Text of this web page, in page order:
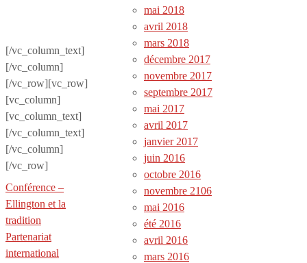
[/vc_column_text]
[/vc_column]
[/vc_row][vc_row]
[vc_column]
[vc_column_text]
[/vc_column_text]
[/vc_column]
[/vc_row]
Conférence –
Ellington et la
tradition
Partenariat
international
mai 2018
avril 2018
mars 2018
décembre 2017
novembre 2017
septembre 2017
mai 2017
avril 2017
janvier 2017
juin 2016
octobre 2016
novembre 2106
mai 2016
été 2016
avril 2016
mars 2016